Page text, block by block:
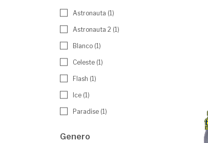
Astronauta (1)
Astronauta 2 (1)
Blanco (1)
Celeste (1)
Flash (1)
Ice (1)
Paradise (1)
Genero